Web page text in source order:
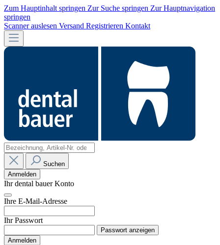
Zum Hauptinhalt springen Zur Suche springen Zur Hauptnavigation
springen
Scanner auslesen Versand Registrieren Kontakt
Suchen
Anmelden
Ihr dental bauer Konto
Ihre E-Mail-Adresse
Ihr Passwort
Passwort anzeigen
Anmelden